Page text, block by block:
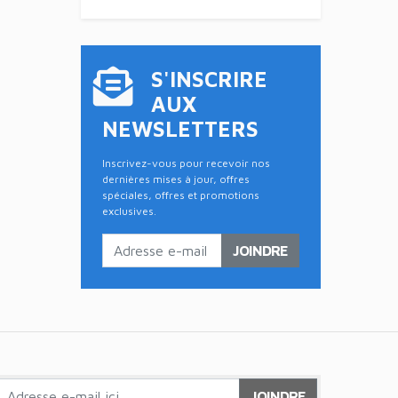
S'INSCRIRE
AUX
NEWSLETTERS
Inscrivez-vous pour recevoir nos
dernières mises à jour, offres
spéciales, offres et promotions
exclusives.
JOINDRE